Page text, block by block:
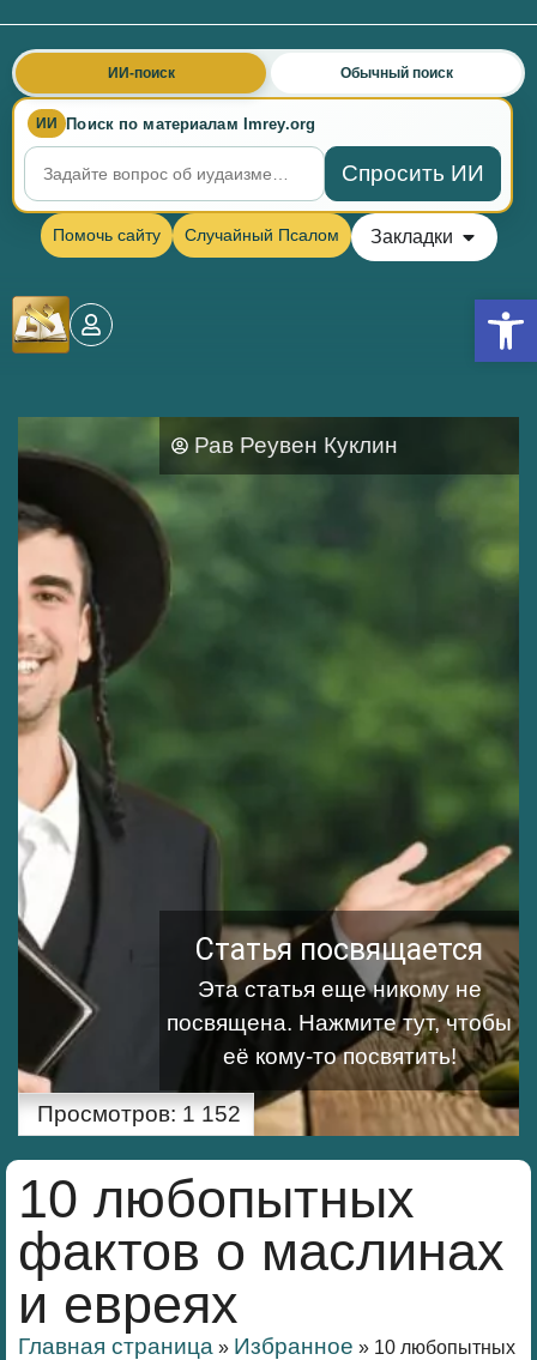
ИИ Поиск по материалам Imrey.org
Спросить ИИ
ИИ-поиск Обычный поиск
Помочь сайту Случайный Псалом Закладки
Рав Реувен Куклин
Статья посвящается
Эта статья еще никому не
посвящена. Нажмите тут, чтобы
её кому-то посвятить!
Просмотров: 1 152
10 любопытных
фактов о маслинах
и евреях
Главная страница » Избранное » 10 любопытных